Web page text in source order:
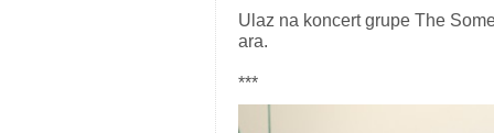
​​Ulaz​ na koncert grupe The
ara.​​​​
​***